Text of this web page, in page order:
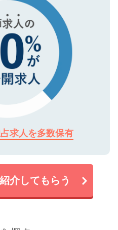
求人を多数保有
介してもらう